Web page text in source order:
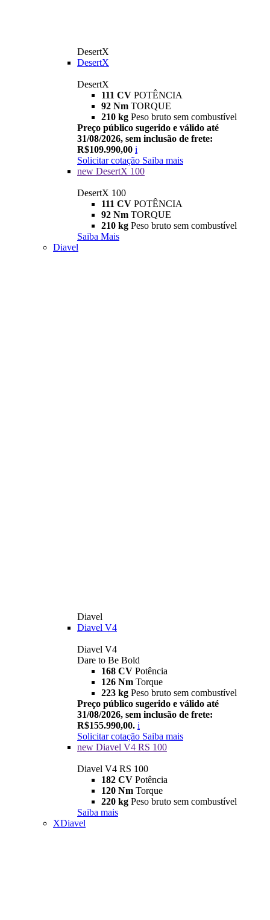
DesertX
DesertX
DesertX
111 CV POTÊNCIA
92 Nm TORQUE
210 kg Peso bruto sem combustível
Preço público sugerido e válido até
31/08/2026, sem inclusão de frete:
R$109.990,00 i
Solicitar cotação Saiba mais
new DesertX 100
DesertX 100
111 CV POTÊNCIA
92 Nm TORQUE
210 kg Peso bruto sem combustível
Saiba Mais
Diavel
Diavel
Diavel V4
Diavel V4
Dare to Be Bold
168 CV Potência
126 Nm Torque
223 kg Peso bruto sem combustível
Preço público sugerido e válido até
31/08/2026, sem inclusão de frete:
R$155.990,00. i
Solicitar cotação Saiba mais
new Diavel V4 RS 100
Diavel V4 RS 100
182 CV Potência
120 Nm Torque
220 kg Peso bruto sem combustível
Saiba mais
XDiavel